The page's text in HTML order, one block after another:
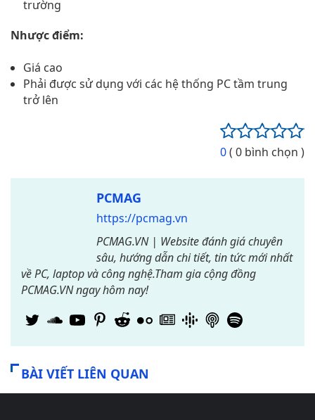
trường
Nhược điểm:
Giá cao
Phải được sử dụng với các hệ thống PC tầm trung
trở lên
0( 0 bình chọn )
PCMAG
https://pcmag.vn
PCMAG.VN | Website đánh giá chuyên
sâu, hướng dẫn chi tiết, tin tức mới nhất
về PC, laptop và công nghệ.Tham gia cộng đồng
PCMAG.VN ngay hôm nay!
BÀI VIẾT LIÊN QUAN